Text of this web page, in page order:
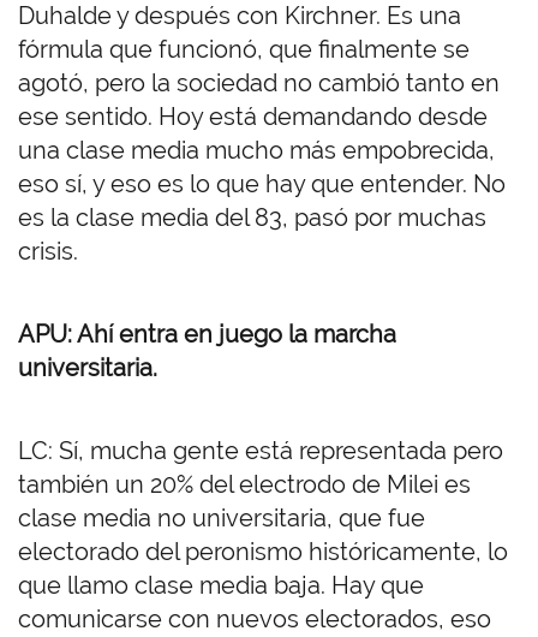
Duhalde y después con Kirchner. Es una
fórmula que funcionó, que finalmente se
agotó, pero la sociedad no cambió tanto en
ese sentido. Hoy está demandando desde
una clase media mucho más empobrecida,
eso sí, y eso es lo que hay que entender. No
es la clase media del 83, pasó por muchas
crisis.
APU: Ahí entra en juego la marcha
universitaria.
LC: Sí, mucha gente está representada pero
también un 20% del electrodo de Milei es
clase media no universitaria, que fue
electorado del peronismo históricamente, lo
que llamo clase media baja. Hay que
comunicarse con nuevos electorados, eso